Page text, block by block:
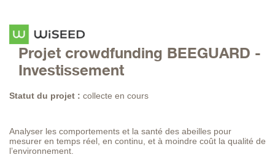
Projet crowdfunding BEEGUARD -
Investissement
Statut du projet : collecte en cours
Analyser les comportements et la santé des abeilles pour
mesurer en temps réel, en continu, et à moindre coût la qualité de
l’environnement.